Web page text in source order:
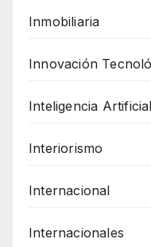
Inmobiliaria
Innovación
Inteligencia
Interiorismo
Internacional
Internacionales